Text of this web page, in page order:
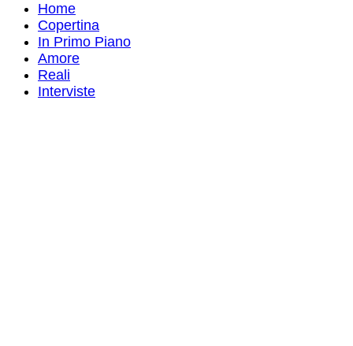
Home
Copertina
In Primo Piano
Amore
Reali
Interviste